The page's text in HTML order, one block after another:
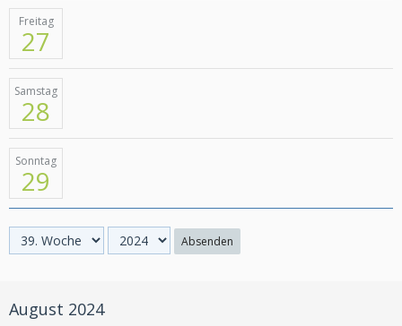
Freitag
27
Samstag
28
Sonntag
29
Absenden
August 2024